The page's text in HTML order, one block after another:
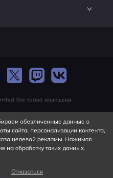
Все права защищены.
обезличенные данные о
сайта, персонализации контента,
целевой рекламы. Нажимая
на обработку таких данных.
Отказаться